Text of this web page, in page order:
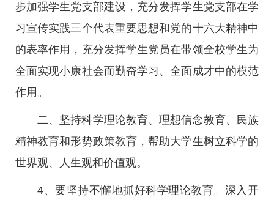
步加强学生党支部建设，充分发挥学生党支部在学
习宣传实践三个代表重要思想和党的十六大精神中
的表率作用，充分发挥学生党员在带领全校学生为
全面实现小康社会而勤奋学习、全面成才中的模范
作用。
二、坚持科学理论教育、理想信念教育、民族
精神教育和形势政策教育，帮助大学生树立科学的
世界观、人生观和价值观。
4、要坚持不懈地抓好科学理论教育。深入开